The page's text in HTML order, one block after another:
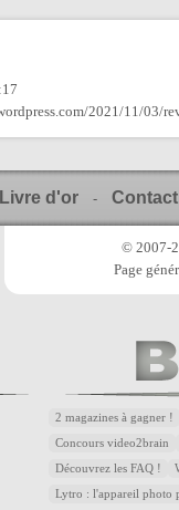
2021/11/03/
Livre d'or - Contact
© 2007-
Page
2 magazines à gagner !
Concours video2brain
Découvrez les FAQ !
Lytro : l'appareil photo